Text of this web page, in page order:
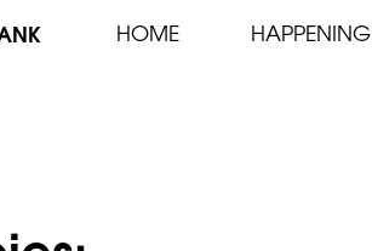
HOME HAPPENING